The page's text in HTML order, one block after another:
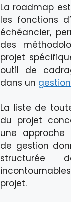
La roadmap
les fonctions
échéancier,
des
projet
outil de
dans un
La liste de
du projet
une approche
de gestion
structurée
projet.